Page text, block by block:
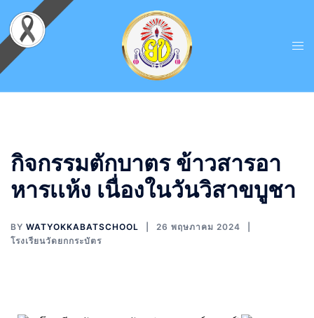
กิจกรรมตักบาตร ข้าวสารอา
หารเเห้ง เนื่องในวันวิสาขบูชา
BY WATYOKKABATSCHOOL
26 พฤษภาคม 2024
โรงเรียนวัดยกกระบัตร